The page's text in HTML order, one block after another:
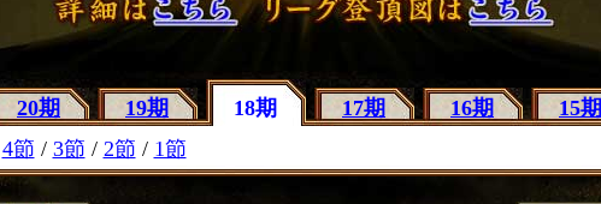
20期 19期 18期 17期 16期 15期
4節 / 3節 / 2節 / 1節